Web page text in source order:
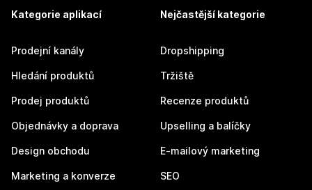
Kategorie aplikací
Prodejní kanály
Hledání produktů
Prodej produktů
Objednávky a doprava
Design obchodu
Marketing a konverze
Nejčastější kategorie
Dropshipping
Tržiště
Recenze produktů
Upselling a balíčky
E-mailový marketing
SEO